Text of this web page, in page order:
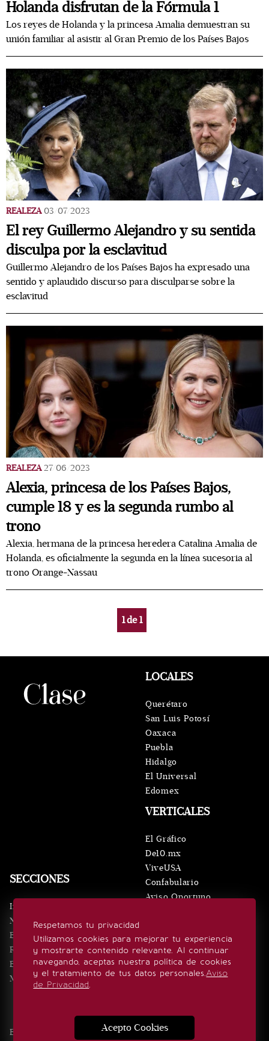
Holanda disfrutan de la Fórmula 1
Los reyes de Holanda y la princesa Amalia demuestran su
unión familiar al asistir al Gran Premio de los Países Bajos
REALEZA 03/07/2023
El rey Guillermo Alejandro y su sentida
disculpa por la esclavitud
Guillermo Alejandro de los Países Bajos ha expresado una
sentido y aplaudido discurso para disculparse sobre la
esclavitud
REALEZA 27/06/2023
Alexia, princesa de los Países Bajos,
cumple 18 y es la segunda rumbo al
trono
Alexia, hermana de la princesa heredera Catalina Amalia de
Holanda, es oficialmente la segunda en la línea sucesoria al
trono Orange-Nassau
1de1
Respetamos tu privacidad
Utilizamos cookies para mejorar tu experiencia
y mostrarte contenido relevante. Al continuar
navegando, aceptas nuestra política de cookies
y el tratamiento de tus datos personales.Aviso
de Privacidad.
Acepto Cookies
SECCIONES
Inicio
Noticias
Eventos
Realeza
Estilo de vida
Minuto x Minuto
VERTICALES
El Gráfico
De10.mx
ViveUSA
Confabulario
Aviso Oportuno
LOCALES
Querétaro
San Luis Potosí
Oaxaca
Puebla
Hidalgo
El Universal
Edomex
SÍGUENOS
Edición Impresa Noticias Quiénes somos